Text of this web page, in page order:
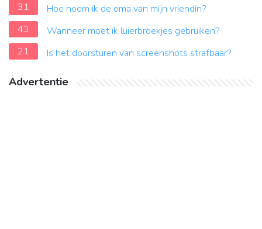
31
Hoe noem ik de oma van mijn vriendin?
43
Wanneer moet ik luierbroekjes gebruiken?
21
Is het doorsturen van screenshots strafbaar?
Advertentie